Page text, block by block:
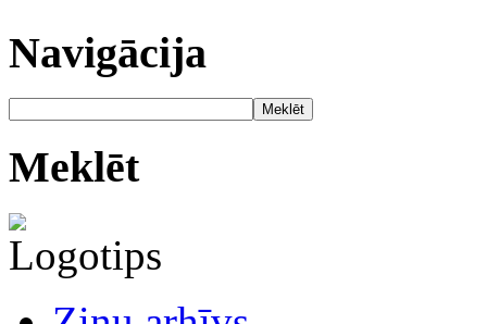
Navigācija
Meklēt
Meklēt